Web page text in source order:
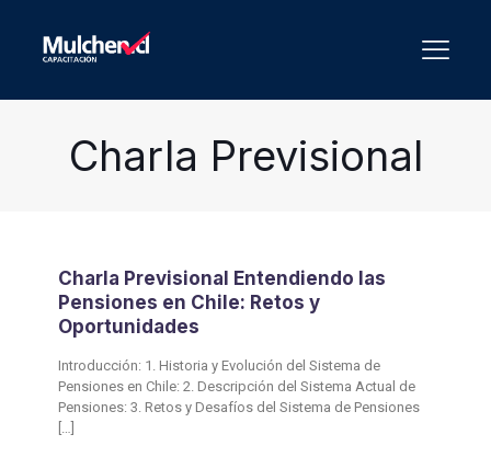
Charla Previsional
Charla Previsional Entendiendo las
Pensiones en Chile: Retos y
Oportunidades
Introducción: 1. Historia y Evolución del Sistema de
Pensiones en Chile: 2. Descripción del Sistema Actual de
Pensiones: 3. Retos y Desafíos del Sistema de Pensiones